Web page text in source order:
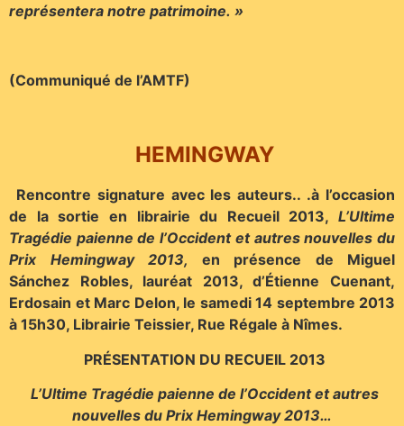
représentera notre patrimoine. »
(Communiqué de l’AMTF)
HEMINGWAY
Rencontre signature avec les auteurs.. .à l’occasion
de la sortie en librairie du Recueil 2013, L’Ultime
Tragédie paienne de l’Occident et autres nouvelles du
Prix Hemingway 2013, en présence de Miguel
Sánchez Robles, lauréat 2013, d’Étienne Cuenant,
Erdosain et Marc Delon, le samedi 14 septembre 2013
à 15h30, Librairie Teissier, Rue Régale à Nîmes.
PRÉSENTATION DU RECUEIL 2013
L’Ultime Tragédie paienne de l’Occident et autres
nouvelles du Prix Hemingway 2013…